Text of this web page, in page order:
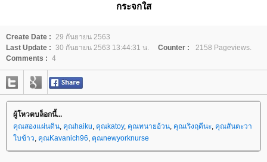
กระจกใส
Create Date : 29 กันยายน 2563
Last Update : 30 กันยายน 2563 13:44:31 น. Counter :
2158 Pageviews.
Comments : 4
ผู้โหวตบล็อกนี้...
คุณสองแผ่นดิน, คุณhaiku, คุณkatoy, คุณทนายอ้วน, คุณเริงฤดีนะ, คุณสันตะวา
บข้าว, คุณKavanich96, คุณnewyorknurse